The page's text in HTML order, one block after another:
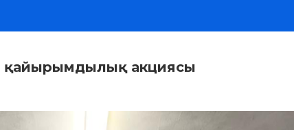
қайырымдылық акциясы